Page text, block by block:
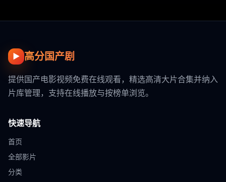
▶ 高分国产剧
提供国产电影视频免费在线观看，精选高清大片合集并纳入
片库管理，支持在线播放与按榜单浏览。
快速导航
首页
全部影片
分类